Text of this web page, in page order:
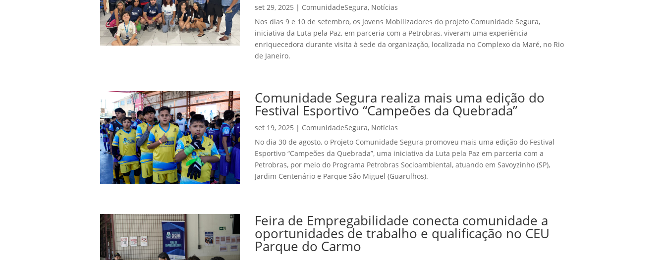
set 29, 2025 | ComunidadeSegura, Notícias
Nos dias 9 e 10 de setembro, os Jovens Mobilizadores do projeto Comunidade Segura,
iniciativa da Luta pela Paz, em parceria com a Petrobras, viveram uma experiência
enriquecedora durante visita à sede da organização, localizada no Complexo da Maré, no Rio
de Janeiro.
Comunidade Segura realiza mais uma edição do
Festival Esportivo “Campeões da Quebrada”
set 19, 2025 | ComunidadeSegura, Notícias
No dia 30 de agosto, o Projeto Comunidade Segura promoveu mais uma edição do Festival
Esportivo “Campeões da Quebrada”, uma iniciativa da Luta pela Paz em parceria com a
Petrobras, por meio do Programa Petrobras Socioambiental, atuando em Savoyzinho (SP),
Jardim Centenário e Parque São Miguel (Guarulhos).
Feira de Empregabilidade conecta comunidade a
oportunidades de trabalho e qualificação no CEU
Parque do Carmo